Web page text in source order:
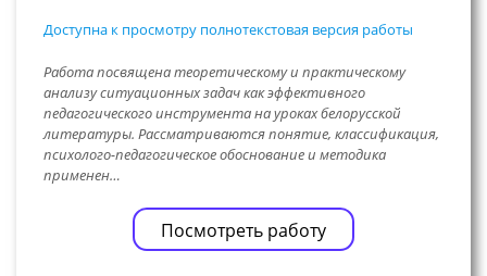
Доступна к просмотру полнотекстовая версия работы
Работа посвящена теоретическому и практическому
анализу ситуационных задач как эффективного
педагогического инструмента на уроках белорусской
литературы. Рассматриваются понятие, классификация,
психолого-педагогическое обоснование и методика
применен…
Посмотреть работу